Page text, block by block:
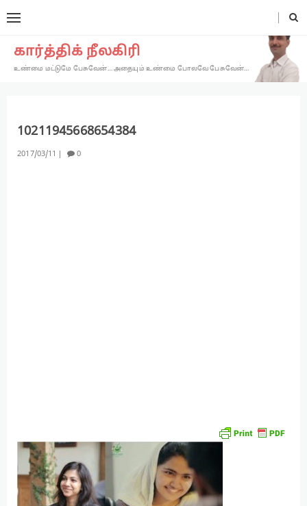
கார்த்திக் நீலகிரி
உண்மை மட்டுமே பேசுவேன்… அதையும் உண்மை போலவே பேசுவேன்…
10211945668654384
2017 03 11 0